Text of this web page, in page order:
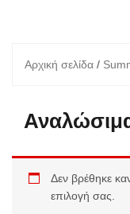
Αρχική σελίδα /
Δεν βρέθηκε
επιλογή σας.